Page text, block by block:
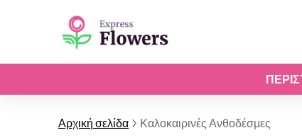
Αρχική σελίδα Καλοκαιρινές Ανθοδέσμες